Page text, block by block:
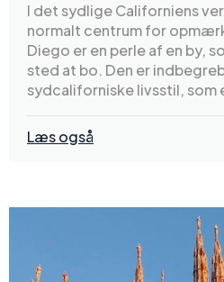
I det sydlige Californiens
normalt centrum for
Diego er en perle af en by,
sted at bo. Den er
sydcaliforniske livsstil, som
Læs også